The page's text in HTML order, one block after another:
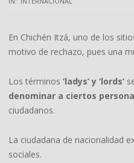
En Chichén Itzá, uno de los
motivo de rechazo, pues una
Los términos ‘ladys’ y ‘lords’
denominar a ciertos
ciudadanos.
La ciudadana de nacionalidad
sociales.